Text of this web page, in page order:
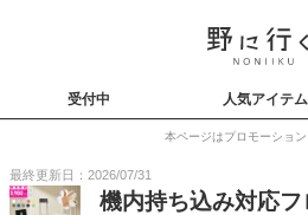
受付中 人気アイテム
本ページはプロモーショ
最終更新日：2026/07/31
機内持ち込み対応